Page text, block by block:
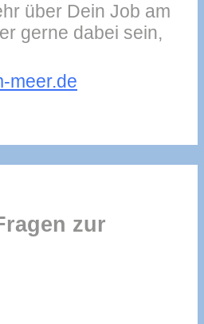
über Dein Job am
gerne dabei sein,
meer.de
zur